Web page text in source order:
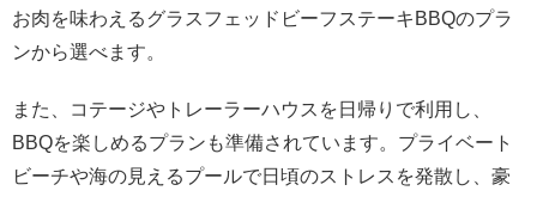
お肉を味わえるグラスフェッドビーフステーキBBQのプラ
ンから選べます。
また、コテージやトレーラーハウスを日帰りで利用し、
BBQを楽しめるプランも準備されています。プライベート
ビーチや海の見えるプールで日頃のストレスを発散し、豪